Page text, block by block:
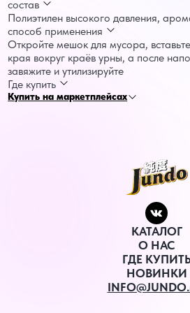
состав
Полиэтилен высокого давления,
способ применения
Откройте мешок для мусора,
края вокруг краёв урны, а после
завяжите и утилизируйте
Где купить
Купить на маркетплейсах
КАТАЛОГ
О НАС
ГДЕ
НОВИНКИ